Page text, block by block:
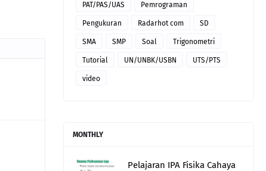
PAT/PAS/UAS Pemrograman
Pengukuran Radarhot com SD
SMA SMP Soal Trigonometri
Tutorial UN/UNBK/USBN UTS/PTS
video
MONTHLY
Pelajaran IPA Fisika Cahaya